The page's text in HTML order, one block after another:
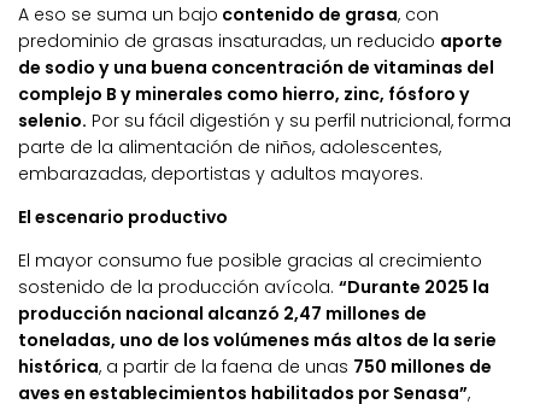
A eso se suma un bajo contenido de grasa, con
predominio de grasas insaturadas, un reducido aporte
de sodio y una buena concentración de vitaminas del
complejo B y minerales como hierro, zinc, fósforo y
selenio. Por su fácil digestión y su perfil nutricional, forma
parte de la alimentación de niños, adolescentes,
embarazadas, deportistas y adultos mayores.
El escenario productivo
El mayor consumo fue posible gracias al crecimiento
sostenido de la producción avícola. “Durante 2025 la
producción nacional alcanzó 2,47 millones de
toneladas, uno de los volúmenes más altos de la serie
histórica, a partir de la faena de unas 750 millones de
aves en establecimientos habilitados por Senasa”,